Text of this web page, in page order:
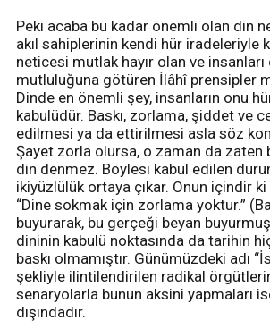
Peki acaba bu kadar önemli olan din
akıl sahiplerinin kendi hür iradeleriyle
neticesi mutlak hayır olan ve
mutluluğuna götüren İlâhî prensipler
Dinde en önemli şey, insanların onu
kabulüdür. Baskı, zorlama, şiddet ve
edilmesi ya da ettirilmesi asla söz
Şayet zorla olursa, o zaman da zaten
din denmez. Böylesi kabul edilen
ikiyüzlülük ortaya çıkar. Onun içindir
“Dine sokmak için zorlama yoktur.”
buyurarak, bu gerçeği beyan
dininin kabulü noktasında da tarihin
baskı olmamıştır. Günümüzdeki adı
şekliyle ilintilendirilen radikal
senaryolarla bunun aksini yapmaları
dışındadır.